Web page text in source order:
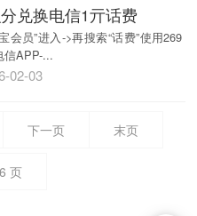
兑换电信1亓话费
会员”进入->再搜索“话费”使用269
信APP-...
02-03
下一页 末页
页